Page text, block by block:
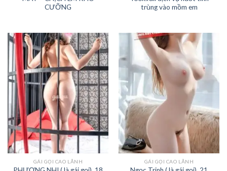
CƯỠNG
trùng vào mồm em
GÁI GỌI CAO LÃNH GÁI GỌI CAO LÃNH